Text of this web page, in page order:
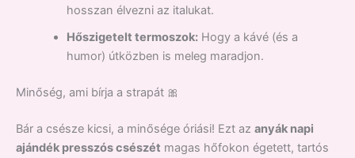
hosszan élvezni az italukat.
Hőszigetelt termoszok:Hogy a kávé (és a
humor) útközben is meleg maradjon.
Minőség, ami bírja a strapát 🎀
Bár a csésze kicsi, a minősége óriási! Ezt az anyák napi
ajándék presszós csészét magas hőfokon égetett, tartós